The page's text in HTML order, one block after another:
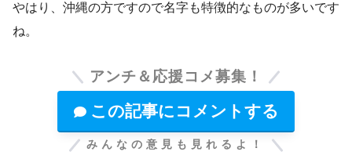
やはり、沖縄の方ですので名字も特徴的なものが多いです
ね。
アンチ＆応援コメ募集！
この記事にコメントする
みんなの意見も見れるよ！